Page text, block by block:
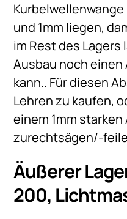
und 1mm liegen,
im Rest des Lagers
Ausbau noch
kann.. Für diesen
Lehren zu kaufen,
einem 1mm
zurechtsägen/-
Äußerer
200,